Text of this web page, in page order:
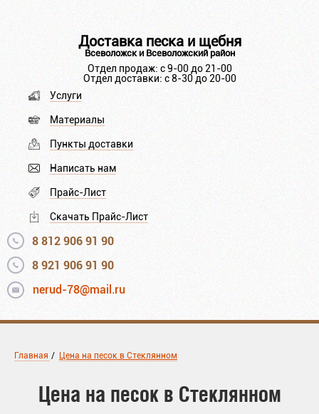
Доставка песка и щебня
Всеволожск и Всеволожский район
Отдел продаж: с 9-00 до 21-00
Отдел доставки: с 8-30 до 20-00
Услуги
Материалы
Пункты доставки
Написать нам
Прайс-Лист
Скачать Прайс-Лист
8 812 906 91 90
8 921 906 91 90
nerud-78@mail.ru
Главная / Цена на песок в Стеклянном
Цена на песок в Стеклянном